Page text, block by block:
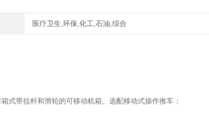
医疗卫生,环保,化工,石油,综合
带拉杆和滑轮的可移动机箱。选配移动式操作推车；